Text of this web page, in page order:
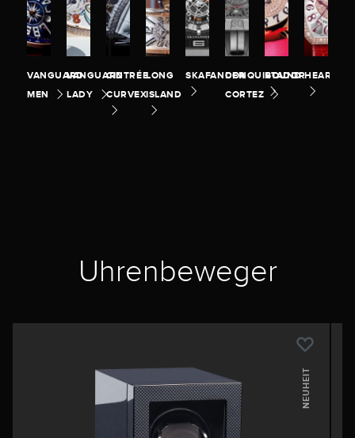
VANGUARD
MEN
VANGUARD
LADY
CINTRÉE
CURVEX
LONG
ISLAND
SKAFANDERCONQUISTADOR
CORTEZ
ROUND HEART
Uhrenbeweger
NEUHEIT